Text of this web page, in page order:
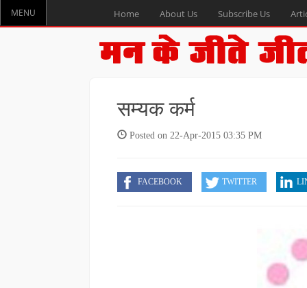
MENU Home About Us Subscribe Us
सम्यक कर्म
Posted on 22-Apr-2015 03:35 PM